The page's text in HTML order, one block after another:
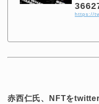
赤西仁氏、NFTを